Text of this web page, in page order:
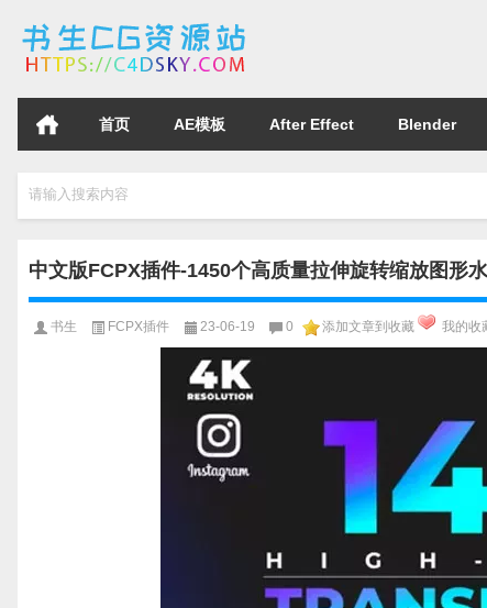
首页 AE模板 After Effect Blender
请输入搜索内容
中文版FCPX插件-1450个高质量拉伸旋转缩放图形
书生 FCPX插件 23-06-19 0 添加文章到收藏 我的收